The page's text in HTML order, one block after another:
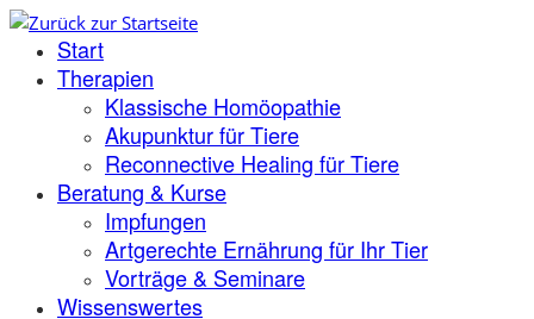
Zum
Inhalt
springen
Start
Therapien
Klassische Homöopathie
Akupunktur für Tiere
Reconnective Healing für Tiere
Beratung & Kurse
Impfungen
Artgerechte Ernährung für Ihr Tier
Vorträge & Seminare
Wissenswertes